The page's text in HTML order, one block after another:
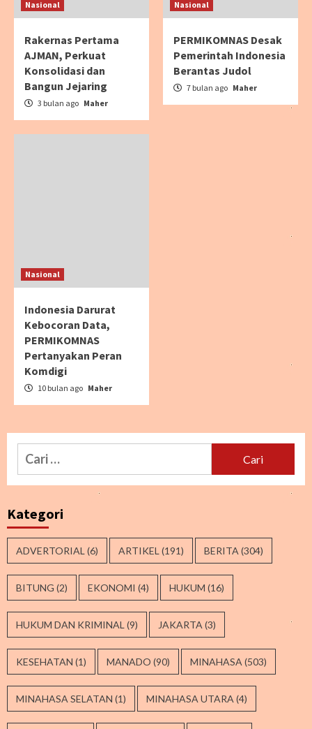
Nasional
Rakernas Pertama
AJMAN, Perkuat
Konsolidasi dan
Bangun Jejaring
3 bulan ago Maher
Nasional
PERMIKOMNAS Desak
Pemerintah Indonesia
Berantas Judol
7 bulan ago Maher
Nasional
Indonesia Darurat
Kebocoran Data,
PERMIKOMNAS
Pertanyakan Peran
Komdigi
10 bulan ago Maher
Cari
untuk:
Kategori
ADVERTORIAL (6) ARTIKEL (191) BERITA (304)
BITUNG (2) EKONOMI (4) HUKUM (16)
HUKUM DAN KRIMINAL (9) JAKARTA (3)
KESEHATAN (1) MANADO (90) MINAHASA (503)
MINAHASA SELATAN (1) MINAHASA UTARA (4)